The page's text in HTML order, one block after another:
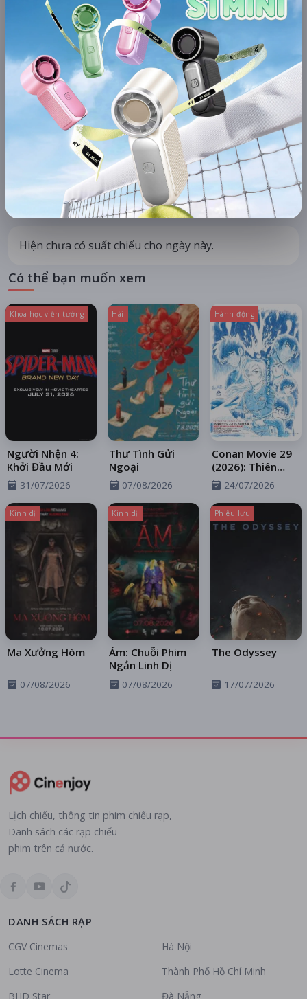
LỊCH CHIẾU BÌNH LUẬN ĐÁNH GIÁ
KHU VỰC
Hà Nội
HỆ THỐNG RẠP
Tất cả hệ thống
CHỌN NGÀY XEM
Thứ bảy
MAI
09/08
Chủ nhật
10/08
Thứ hai
11/08
Thứ ba
Hiện chưa có suất chiếu cho ngày này.
Có thể bạn muốn xem
Khoa học viễn tưởng
Người Nhện 4:
Khởi Đầu Mới
31/07/2026
Hài
Thư Tình Gửi
Ngoại
07/08/2026
Hành động
Conan Movie 29
(2026): Thiên
Thần Sa Ngã
Trên Xa Lộ
24/07/2026
Kinh dị
Ma Xưởng Hòm
07/08/2026
Kinh dị
Ám: Chuỗi Phim
Ngắn Linh Dị
07/08/2026
Phiêu lưu
The Odyssey
17/07/2026
Lịch chiếu, thông tin phim chiếu rạp,
Danh sách các rạp chiếu
phim trên cả nước.
DANH SÁCH RẠP
CGV Cinemas
Lotte Cinema
BHD Star
Hà Nội
Thành Phố Hồ Chí Minh
Đà Nẵng